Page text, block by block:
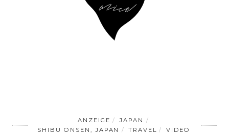
ANZEIGE
JAPAN
SHIBU ONSEN, JAPAN
TRAVEL VIDEO